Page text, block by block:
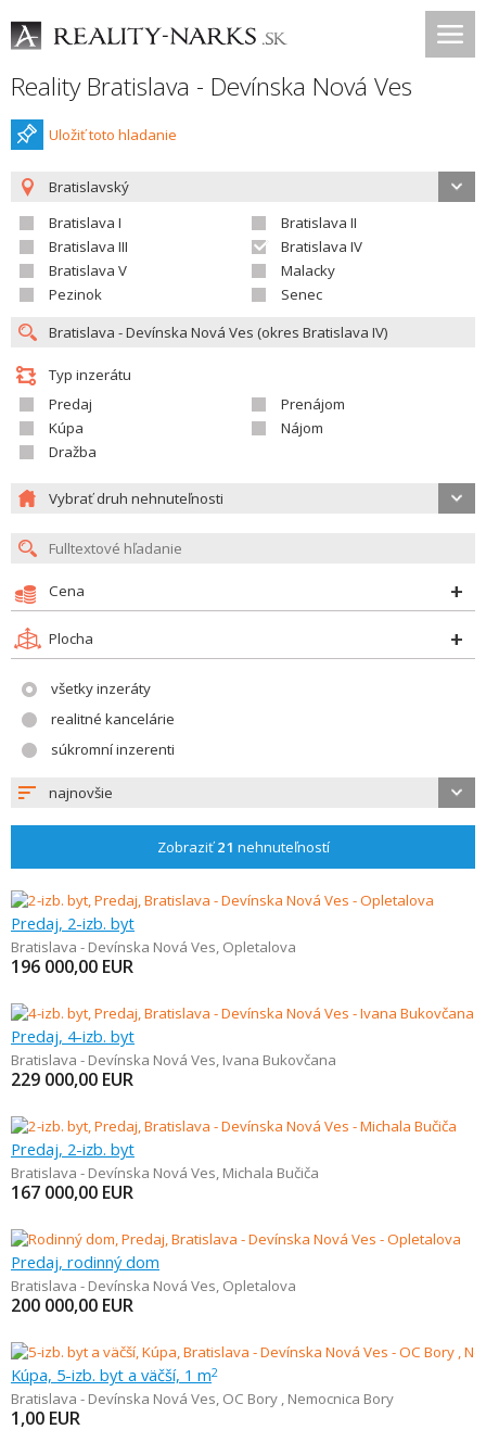
Reality Bratislava - Devínska Nová Ves
Uložiť toto hladanie
Bratislavský
Bratislava I
Bratislava II
Bratislava III
Bratislava IV
Bratislava V
Malacky
Pezinok
Senec
Typ inzerátu
Predaj
Prenájom
Kúpa
Nájom
Dražba
Vybrať druh nehnuteľnosti
Cena
Plocha
všetky inzeráty
realitné kancelárie
súkromní inzerenti
najnovšie
Zobraziť21 nehnuteľností
Predaj, 2-izb. byt
Bratislava - Devínska Nová Ves, Opletalova
196 000,00 EUR
Predaj, 4-izb. byt
Bratislava - Devínska Nová Ves, Ivana Bukovčana
229 000,00 EUR
Predaj, 2-izb. byt
Bratislava - Devínska Nová Ves, Michala Bučiča
167 000,00 EUR
Predaj, rodinný dom
Bratislava - Devínska Nová Ves, Opletalova
200 000,00 EUR
Kúpa, 5-izb. byt a väčší, 1 m2
Bratislava - Devínska Nová Ves, OC Bory , Nemocnica Bory
1,00 EUR